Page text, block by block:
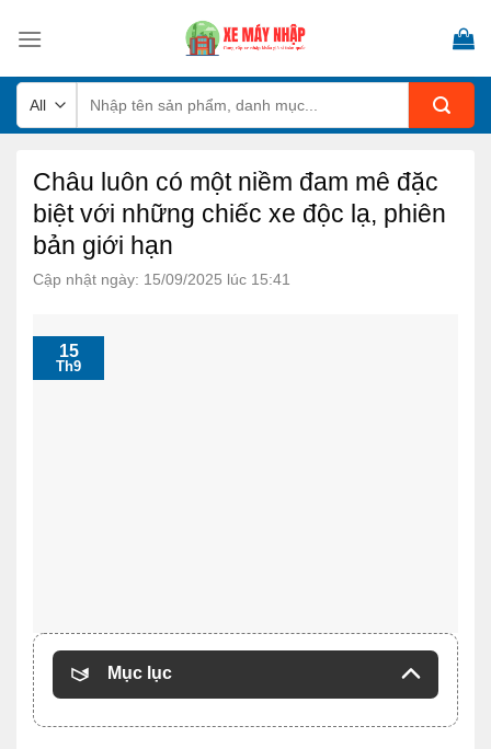
kiếm:
Châu luôn có một niềm đam mê đặc
biệt với những chiếc xe độc lạ, phiên
bản giới hạn
Cập nhật ngày: 15/09/2025 lúc 15:41
15
Th9
Mục lục